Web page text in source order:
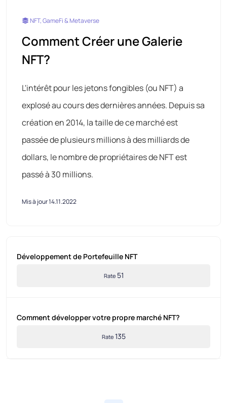
NFT, GameFi & Metaverse
Comment Créer une Galerie
NFT?
L'intérêt pour les jetons fongibles (ou NFT) a
explosé au cours des dernières années. Depuis sa
création en 2014, la taille de ce marché est
passée de plusieurs millions à des milliards de
dollars, le nombre de propriétaires de NFT est
passé à 30 millions.
Mis à jour 14.11.2022
Développement de Portefeuille NFT
Rate51
Comment développer votre propre marché NFT?
Rate135